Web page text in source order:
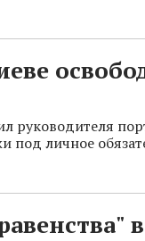
руководителя
под личное